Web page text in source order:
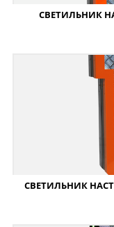
СВЕТИЛЬНИК
СВЕТИЛЬНИК